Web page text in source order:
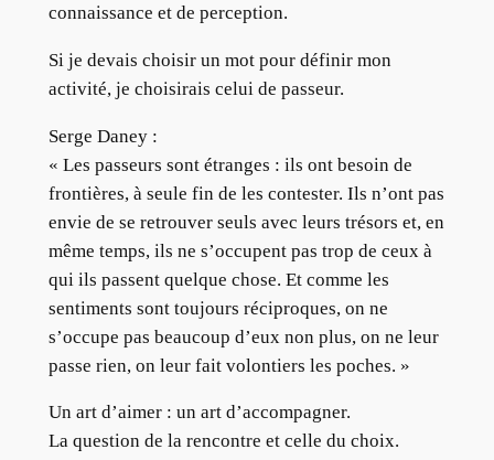
connaissance et de perception.
Si je devais choisir un mot pour définir mon
activité, je choisirais celui de passeur.
Serge Daney :
« Les passeurs sont étranges : ils ont besoin de
frontières, à seule fin de les contester. Ils n’ont pas
envie de se retrouver seuls avec leurs trésors et, en
même temps, ils ne s’occupent pas trop de ceux à
qui ils passent quelque chose. Et comme les
sentiments sont toujours réciproques, on ne
s’occupe pas beaucoup d’eux non plus, on ne leur
passe rien, on leur fait volontiers les poches. »
Un art d’aimer : un art d’accompagner.
La question de la rencontre et celle du choix.